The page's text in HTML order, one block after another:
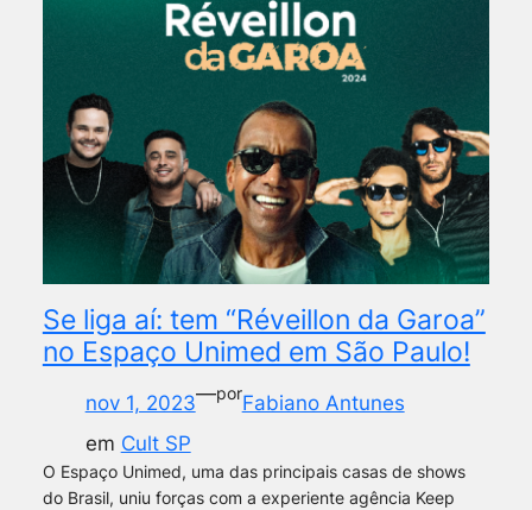
Se liga aí: tem “Réveillon da Garoa”
no Espaço Unimed em São Paulo!
nov 1, 2023—porFabiano Antunes
em Cult SP
O Espaço Unimed, uma das principais casas de shows
do Brasil, uniu forças com a experiente agência Keep